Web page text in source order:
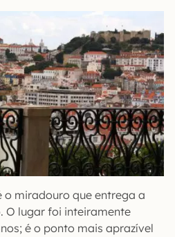
o miradouro que entrega a
O lugar foi inteiramente
é o ponto mais aprazível